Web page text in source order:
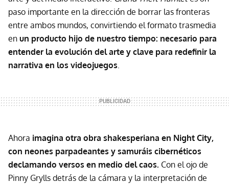
paso importante en la dirección de borrar las fronteras
entre ambos mundos, convirtiendo el formato trasmedia
en un producto hijo de nuestro tiempo: necesario para
entender la evolución del arte y clave para redefinir la
narrativa en los videojuegos.
Ahora imagina otra obra shakesperiana en Night City,
con neones parpadeantes y samuráis cibernéticos
declamando versos en medio del caos. Con el ojo de
Pinny Grylls detrás de la cámara y la interpretación de